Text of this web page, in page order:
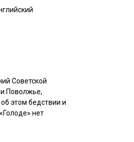
Советской
Поволжье,
этом бедствии и
нет